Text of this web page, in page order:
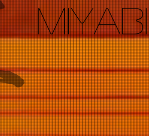
MIYABI